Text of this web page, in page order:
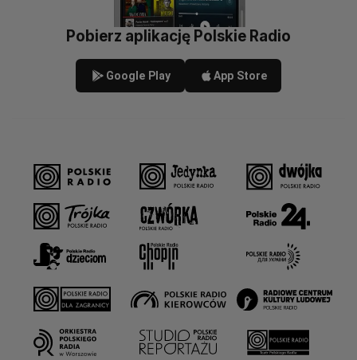
Pobierz aplikację Polskie Radio
Google Play App Store